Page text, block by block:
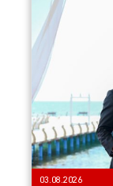
03.08.2026